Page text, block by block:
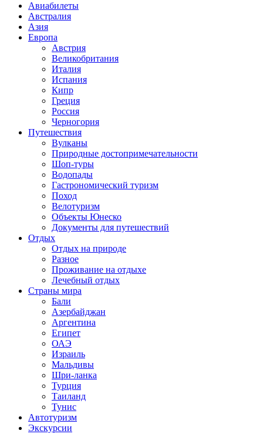
Авиабилеты
Австралия
Азия
Европа
Австрия
Великобритания
Италия
Испания
Кипр
Греция
Россия
Черногория
Путешествия
Вулканы
Природные достопримечательности
Шоп-туры
Водопады
Гастрономический туризм
Поход
Велотуризм
Объекты Юнеско
Документы для путешествий
Отдых
Отдых на природе
Разное
Проживание на отдыхе
Лечебный отдых
Страны мира
Бали
Азербайджан
Аргентина
Египет
ОАЭ
Израиль
Мальдивы
Шри-ланка
Турция
Таиланд
Тунис
Автотуризм
Экскурсии